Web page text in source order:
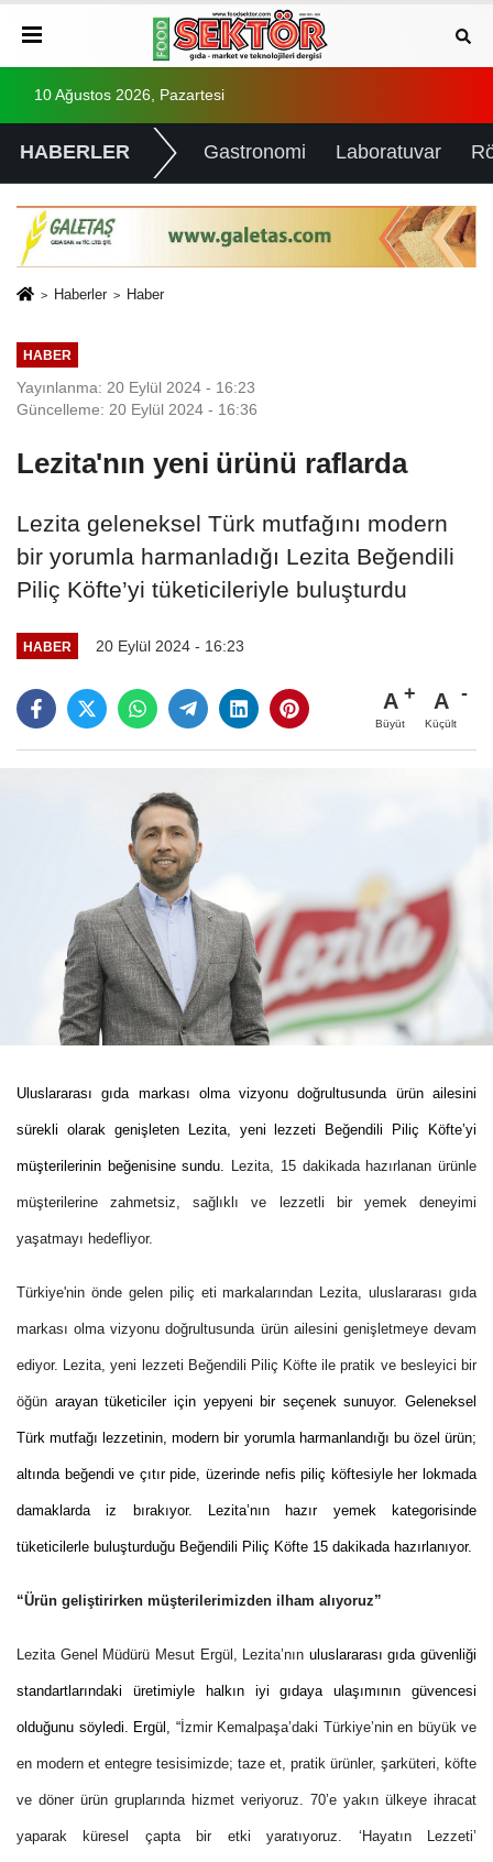
10 Ağustos 2026, Pazartesi
HABERLER Gastronomi Laboratuvar
Haberler Haber
HABER
Yayınlanma: 20 Eylül 2024 - 16:23
Güncelleme: 20 Eylül 2024 - 16:36
Lezita'nın yeni ürünü raflarda
Lezita geleneksel Türk mutfağını modern
bir yorumla harmanladığı Lezita Beğendili
Piliç Köfte’yi tüketicileriyle buluşturdu
HABER 20 Eylül 2024 - 16:23
A
Büyüt
A
Küçült
Uluslararası gıda markası olma vizyonu doğrultusunda ürün ailesini
sürekli olarak genişleten Lezita, yeni lezzeti Beğendili Piliç Köfte’yi
müşterilerinin beğenisine sundu. Lezita, 15 dakikada hazırlanan ürünle
müşterilerine zahmetsiz, sağlıklı ve lezzetli bir yemek deneyimi
yaşatmayı hedefliyor.
Türkiye'nin önde gelen piliç eti markalarından Lezita, uluslararası gıda
markası olma vizyonu doğrultusunda ürün ailesini genişletmeye devam
ediyor. Lezita, yeni lezzeti Beğendili Piliç Köfte ile pratik ve besleyici bir
öğün arayan tüketiciler için yepyeni bir seçenek sunuyor. Geleneksel
Türk mutfağı lezzetinin, modern bir yorumla harmanlandığı bu özel ürün;
altında beğendi ve çıtır pide, üzerinde nefis piliç köftesiyle her lokmada
damaklarda iz bırakıyor. Lezita’nın hazır yemek kategorisinde
tüketicilerle buluşturduğu Beğendili Piliç Köfte 15 dakikada hazırlanıyor.
“Ürün geliştirirken müşterilerimizden ilham alıyoruz”
Lezita Genel Müdürü Mesut Ergül, Lezita’nın uluslararası gıda güvenliği
standartlarındaki üretimiyle halkın iyi gıdaya ulaşımının güvencesi
olduğunu söyledi. Ergül, “İzmir Kemalpaşa’daki Türkiye’nin en büyük ve
en modern et entegre tesisimizde; taze et, pratik ürünler, şarküteri, köfte
ve döner ürün gruplarında hizmet veriyoruz. 70’e yakın ülkeye ihracat
yaparak küresel çapta bir etki yaratıyoruz. ‘Hayatın Lezzeti’